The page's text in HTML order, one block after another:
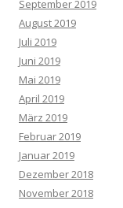
September 2019
August 2019
Juli 2019
Juni 2019
Mai 2019
April 2019
März 2019
Februar 2019
Januar 2019
Dezember 2018
November 2018